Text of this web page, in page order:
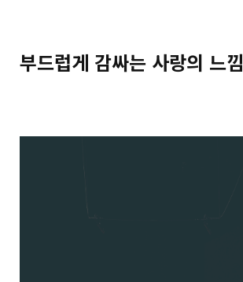
부드럽게 감싸는 사랑의 느낌